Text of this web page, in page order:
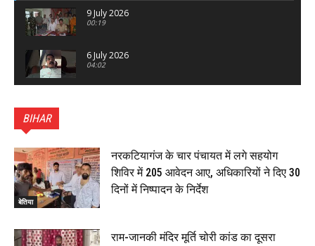
9 July 2026
00:19
6 July 2026
04:02
का भव्य पथ संचलन, 5 July 2026
00:22
बेतिया : मझौलिया में 1.24 क्विंटल गांजा के साथ बोलेरो ज़ब्त, दो
तस्कर गिरफ्तार, 4 July 2026
00:39
00:33
BIHAR
बेतिया
नरकटियागंज के चार पंचायत में लगे सहयोग
शिविर में 205 आवेदन आए, अधिकारियों ने दिए 30
दिनों में निष्पादन के निर्देश
राम-जानकी मंदिर मूर्ति चोरी कांड का दूसरा